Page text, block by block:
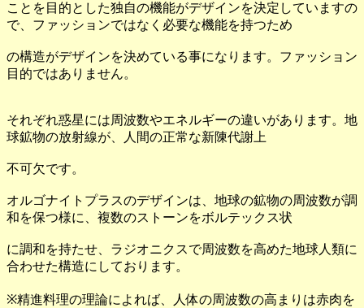
ことを目的とした独自の機能がデザインを決定していますの
で、ファッションではなく必要な機能を持つため
の構造がデザインを決めている事になります。ファッション
目的ではありません。
それぞれ惑星には周波数やエネルギーの違いがあります。地
球鉱物の放射線が、人間の正常な新陳代謝上
不可欠です。
オルゴナイトプラスのデザインは、地球の鉱物の周波数が調
和を保つ様に、複数のストーンをボルテックス状
に調和を持たせ、ラジオニクスで周波数を高めた地球人類に
合わせた構造にしております。
※精進料理の理論によれば、人体の周波数の高まりは赤肉を